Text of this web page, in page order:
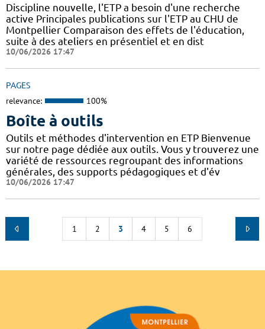
Discipline nouvelle, l'ETP a besoin d'une recherche
active Principales publications sur l'ETP au CHU de
Montpellier Comparaison des effets de l'éducation,
suite à des ateliers en présentiel et en dist
10/06/2026 17:47
PAGES
relevance: 100%
Boîte à outils
Outils et méthodes d'intervention en ETP Bienvenue
sur notre page dédiée aux outils. Vous y trouverez une
variété de ressources regroupant des informations
générales, des supports pédagogiques et d'év
10/06/2026 17:47
1 2 3 4 5 6